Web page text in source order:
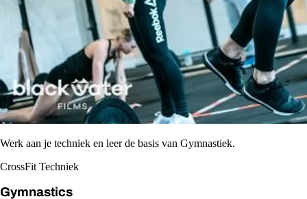
Werk aan je techniek en leer de basis van Gymnastiek.
CrossFit Techniek
Gymnastics